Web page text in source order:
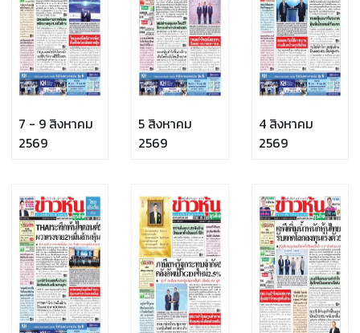
7 - 9 สิงหาคม
2569
5 สิงหาคม
2569
4 สิงหาคม
2569